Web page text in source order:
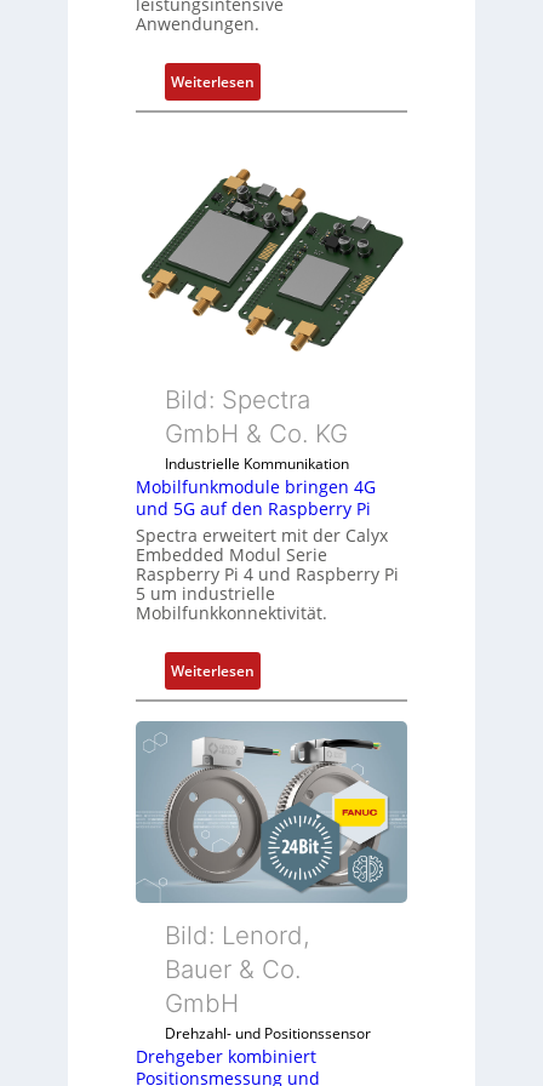
e
n
e
m
S
p
z
i
a
l
m
b
r
a
n
e
n
Anwendungen.
Weiterlesen:
1
Z
o
l
l
-
I
n
s
t
r
i
e
-
P
C
l
s
s
t
s
c
h
f
l
i
b
ü
Bild: Spectra
GmbH & Co. KG
Industrielle Kommunikation
Mobilfunkmodule bringen 4G
und 5G auf den Raspberry Pi
Spectra erweitert mit der Calyx
Embedded Modul Serie
Raspberry Pi 4 und Raspberry Pi
5 um industrielle
Mobilfunkkonnektivität.
Weiterlesen:
M
o
b
l
u
n
k
o
d
e
b
Bild: Lenord,
Bauer & Co.
GmbH
Drehzahl- und Positionssensor
Drehgeber kombiniert
Positionsmessung und